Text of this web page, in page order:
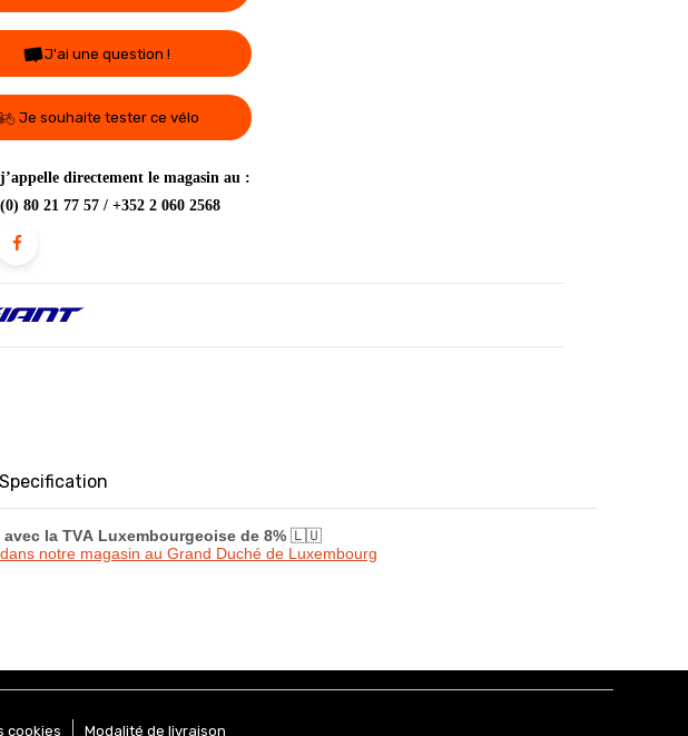
J'ai une question !
Je souhaite tester ce vélo
directement le magasin au :
80 21 77 57 / +352 2 060 2568
Specification
la TVA Luxembourgeoise de 8% 🇱🇺
notre magasin au Grand Duché de Luxembourg
cookies Modalité de livraison